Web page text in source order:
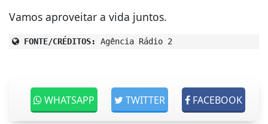
Vamos aproveitar a vida juntos.
FONTE/CRÉDITOS: Agência Rádio 2
FACEBOOK
TWITTER
WHATSAPP